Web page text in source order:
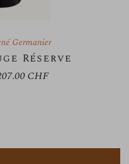
Germanier
Réserve
CHF